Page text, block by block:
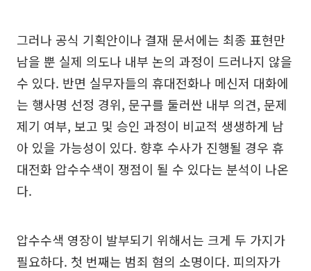
그러나 공식 기획안이나 결재 문서에는 최종 표현만
남을 뿐 실제 의도나 내부 논의 과정이 드러나지 않을
수 있다. 반면 실무자들의 휴대전화나 메신저 대화에
는 행사명 선정 경위, 문구를 둘러싼 내부 의견, 문제
제기 여부, 보고 및 승인 과정이 비교적 생생하게 남
아 있을 가능성이 있다. 향후 수사가 진행될 경우 휴
대전화 압수수색이 쟁점이 될 수 있다는 분석이 나온
다.
압수수색 영장이 발부되기 위해서는 크게 두 가지가
필요하다. 첫 번째는 범죄 혐의 소명이다. 피의자가